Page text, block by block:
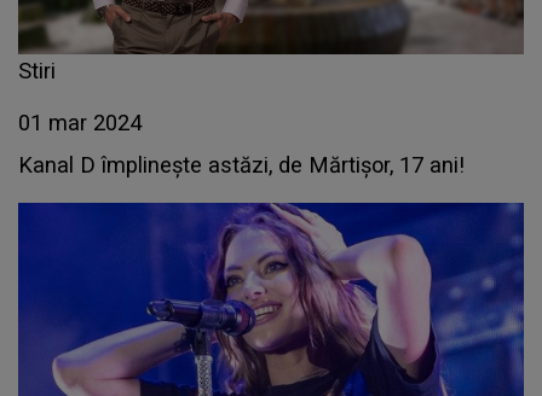
Stiri
01 mar 2024
Kanal D împlineşte astăzi, de Mărtişor, 17 ani!